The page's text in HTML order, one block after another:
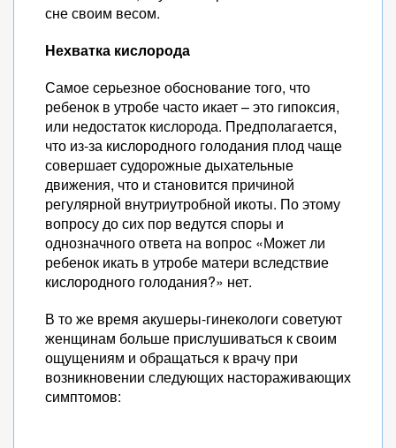
сне своим весом.
Нехватка кислорода
Самое серьезное обоснование того, что
ребенок в утробе часто икает – это гипоксия,
или недостаток кислорода. Предполагается,
что из-за кислородного голодания плод чаще
совершает судорожные дыхательные
движения, что и становится причиной
регулярной внутриутробной икоты. По этому
вопросу до сих пор ведутся споры и
однозначного ответа на вопрос «Может ли
ребенок икать в утробе матери вследствие
кислородного голодания?» нет.
В то же время акушеры-гинекологи советуют
женщинам больше прислушиваться к своим
ощущениям и обращаться к врачу при
возникновении следующих настораживающих
симптомов: